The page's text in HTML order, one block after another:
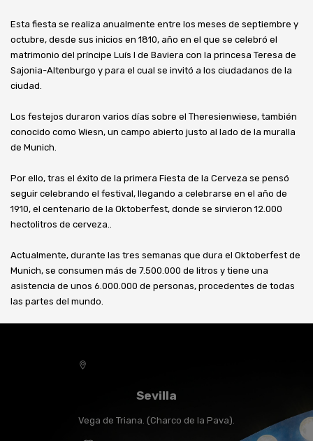
Esta fiesta se realiza anualmente entre los meses de septiembre y
octubre, desde sus inicios en 1810, año en el que se celebró el
matrimonio del príncipe Luís I de Baviera con la princesa Teresa de
Sajonia-Altenburgo y para el cual se invitó a los ciudadanos de la
ciudad.
Los festejos duraron varios días sobre el Theresienwiese, también
conocido como Wiesn, un campo abierto justo al lado de la muralla
de Munich.
Por ello, tras el éxito de la primera Fiesta de la Cerveza se pensó
seguir celebrando el festival, llegando a celebrarse en el año de
1910, el centenario de la Oktoberfest, donde se sirvieron 12.000
hectolitros de cerveza..
Actualmente, durante las tres semanas que dura el Oktoberfest de
Munich, se consumen más de 7.500.000 de litros y tiene una
asistencia de unos 6.000.000 de personas, procedentes de todas
las partes del mundo.
Sevilla
Vega de Triana. (Charco de la Pava).